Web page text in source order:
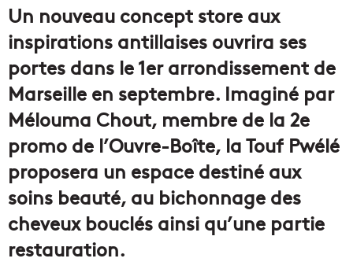
Un nouveau concept store aux
inspirations antillaises ouvrira ses
portes dans le 1er arrondissement de
Marseille en septembre. Imaginé par
Mélouma Chout, membre de la 2e
promo de l’Ouvre-Boîte, la Touf Pwélé
proposera un espace destiné aux
soins beauté, au bichonnage des
cheveux bouclés ainsi qu’une partie
restauration.